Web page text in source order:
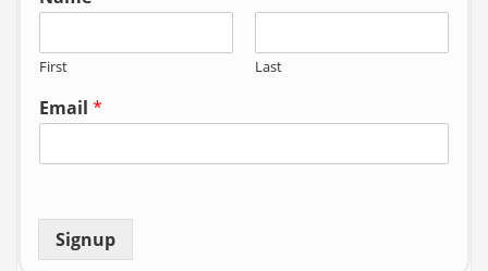
First Last
Email *
Signup